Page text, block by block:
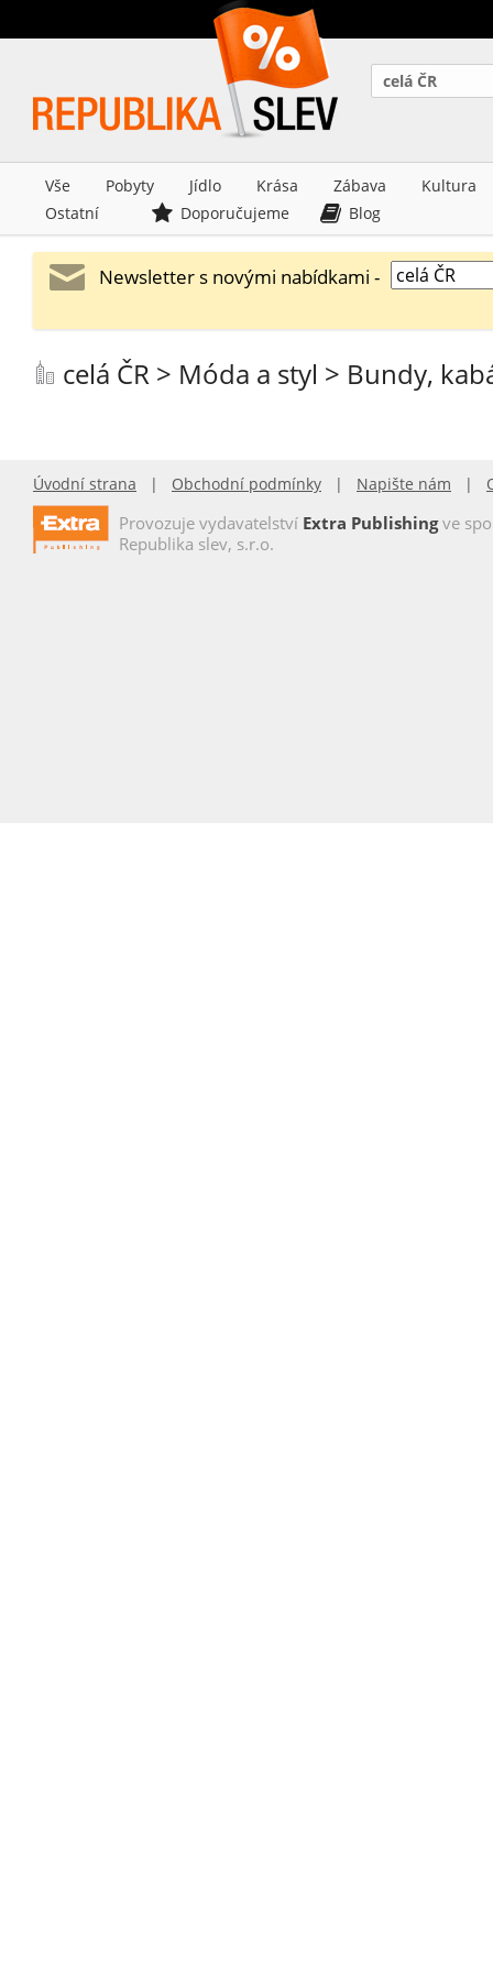
celá ČR
Vše Pobyty Jídlo Krása Zábava
Kultura
Ostatní
Doporučujeme Blog
Newsletter s novými nabídkami -
celá ČR > Móda a styl > Bundy,
Úvodní strana | Obchodní podmínky | Napište nám |
Provozuje vydavatelství Extra Publishingve
Republika slev, s.r.o.